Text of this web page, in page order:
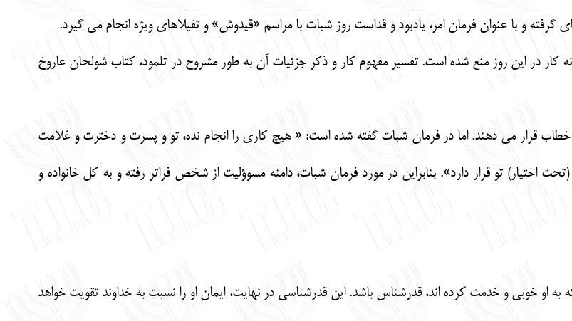
و با عنوان فرمان امر، يادبود و قداست روز شبات با مراسم «قيدوش» و تفيلاهاي ويژه انجام مي گيرد.
كار در اين روز منع شده است. تفسير مفهوم كار و ذكر جزئيات آن به طور مشروح در تلمود، كتاب شولحان عاروخ
خطاب قرار مي دهند. اما در فرمان شبات گفته شده است: « هيچ كاري را انجام نده، تو و پسرت و دخترت و غلامت
اختيار) تو قرار دارد». بنابراين در مورد فرمان شبات، دامنه مسوؤليت از شخص فراتر رفته و به كل خانواده و
خوبي و خدمت كرده اند، قدرشناس باشد. اين قدرشناسي در نهايت، ايمان او را نسبت به خداوند تقويت خواهد